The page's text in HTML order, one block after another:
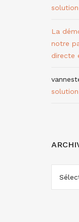
La
notre
directe